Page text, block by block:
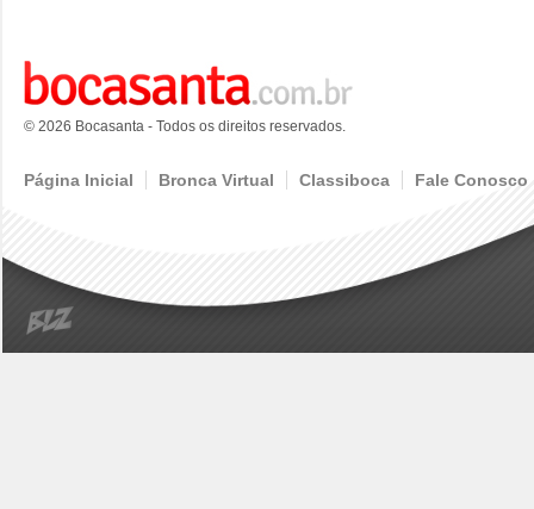
© 2026 Bocasanta - Todos os direitos reservados.
Página Inicial Bronca Virtual Classiboca Fale Conosco